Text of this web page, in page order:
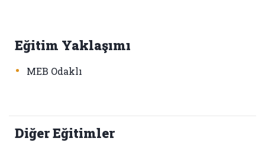
Eğitim Yaklaşımı
• MEB Odaklı
Diğer Eğitimler